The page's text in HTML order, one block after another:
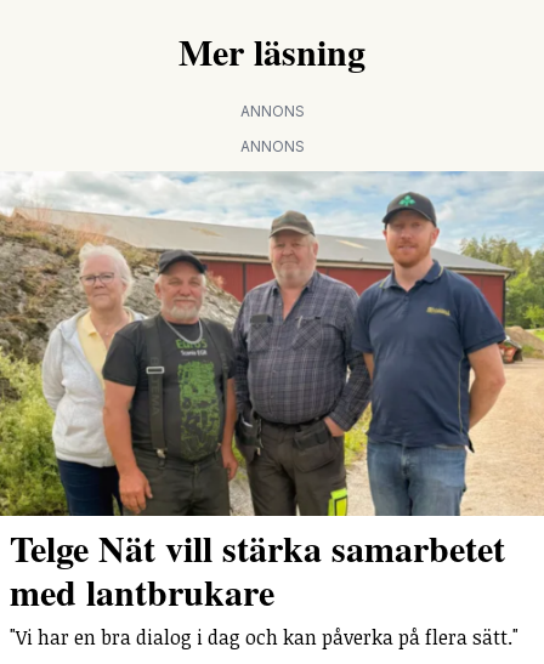
Mer läsning
ANNONS
ANNONS
Telge Nät vill stärka samarbetet
med lantbrukare
"Vi har en bra dialog i dag och kan påverka på flera sätt."